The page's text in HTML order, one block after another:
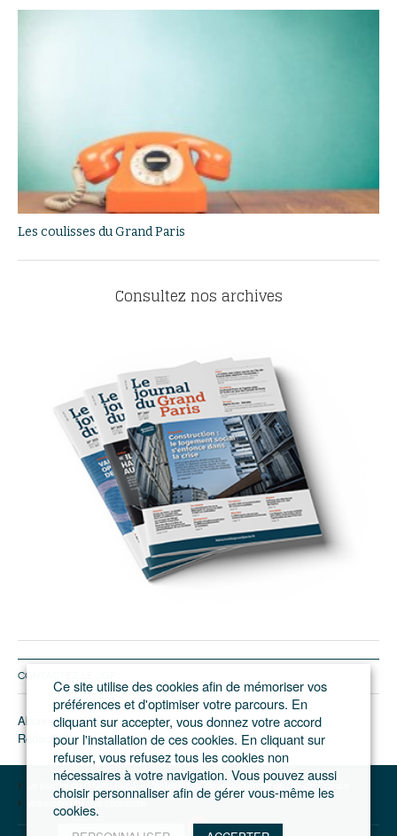
Les coulisses du Grand Paris
Consultez nos archives
CONTACTEZ LE JGP
Abonnement/pub
Rédaction
Le journal du Grand Paris – L'actualité du développement de l'Ile-de-France
Votre compte
Se connecter
Ce site utilise des cookies afin de mémoriser vos
préférences et d'optimiser votre parcours. En
cliquant sur accepter, vous donnez votre accord
pour l'installation de ces cookies. En cliquant sur
refuser, vous refusez tous les cookies non
nécessaires à votre navigation. Vous pouvez aussi
choisir personnaliser afin de gérer vous-même les
cookies.